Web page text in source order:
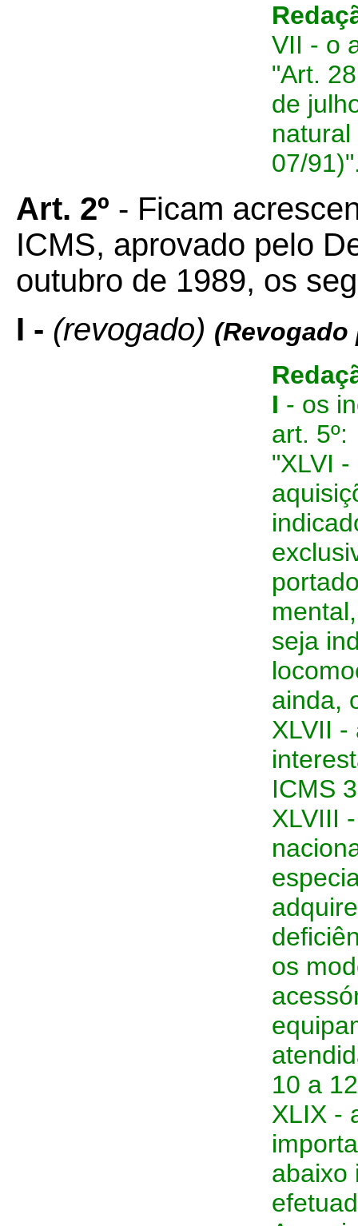
VII - o
"Art.
de
07/
Art. 2º - Ficam
ICMS, aprovado pelo
outubro de 1989, os
I - (revogado)
I - os
art. 5º:
"XLVI
seja
ainda,
XLVII -
ICMS
XLVIII
os
10 a
XLIX -
abaixo